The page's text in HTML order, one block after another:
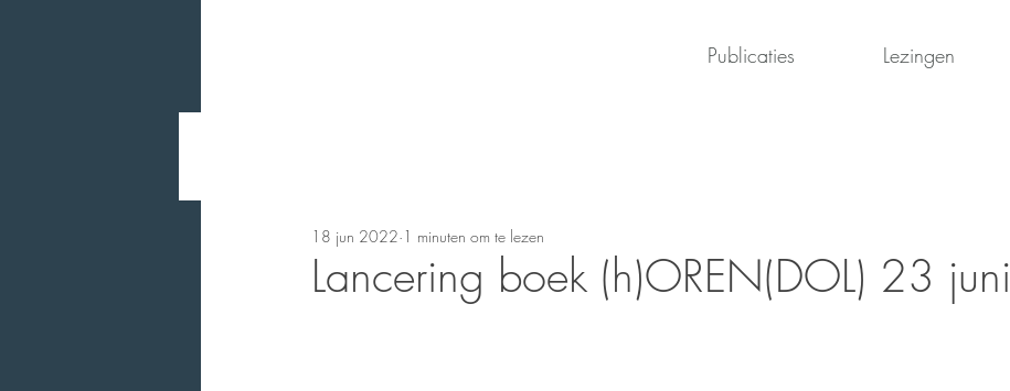
Publicaties Lezingen
Lancering boek (h)OREN(DOL) 23 juni
18 jun 2022 1 minuten om te lezen